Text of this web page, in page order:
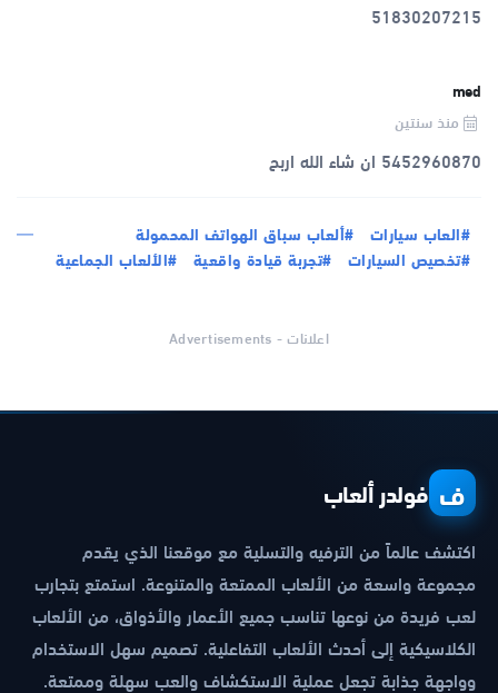
51830207215
med
منذ سنتين
5452960870 ان شاء الله اربح
#العاب سيارات
#ألعاب سباق الهواتف المحمولة
#تخصيص السيارات
#تجربة قيادة واقعية #الألعاب الجماعية
اعلانات - Advertisements
ف فولدر ألعاب
اكتشف عالماً من الترفيه والتسلية مع موقعنا الذي يقدم
مجموعة واسعة من الألعاب الممتعة والمتنوعة. استمتع بتجارب
لعب فريدة من نوعها تناسب جميع الأعمار والأذواق، من الألعاب
الكلاسيكية إلى أحدث الألعاب التفاعلية. تصميم سهل الاستخدام
وواجهة جذابة تجعل عملية الاستكشاف والعب سهلة وممتعة.